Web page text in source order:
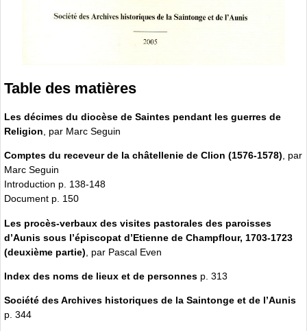
Table des matières
Les décimes du diocèse de Saintes pendant les guerres de
Religion , par Marc Seguin
Comptes du receveur de la châtellenie de Clion (1576-1578), par
Marc Seguin
Introduction p. 138-148
Document p. 150
Les procès-verbaux des visites pastorales des paroisses
d’Aunis sous l’épiscopat d’Etienne de Champflour, 1703-1723
(deuxième partie) , par Pascal Even
Index des noms de lieux et de personnes p. 313
Société des Archives historiques de la Saintonge et de l’Aunis
p. 344